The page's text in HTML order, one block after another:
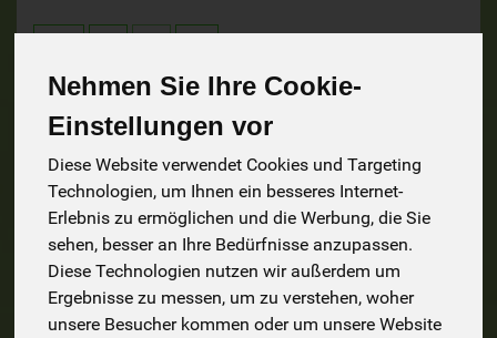
Nehmen Sie Ihre Cookie-
Einstellungen vor
Diese Website verwendet Cookies und Targeting
Technologien, um Ihnen ein besseres Internet-
Erlebnis zu ermöglichen und die Werbung, die Sie
sehen, besser an Ihre Bedürfnisse anzupassen.
Diese Technologien nutzen wir außerdem um
Ergebnisse zu messen, um zu verstehen, woher
unsere Besucher kommen oder um unsere Website